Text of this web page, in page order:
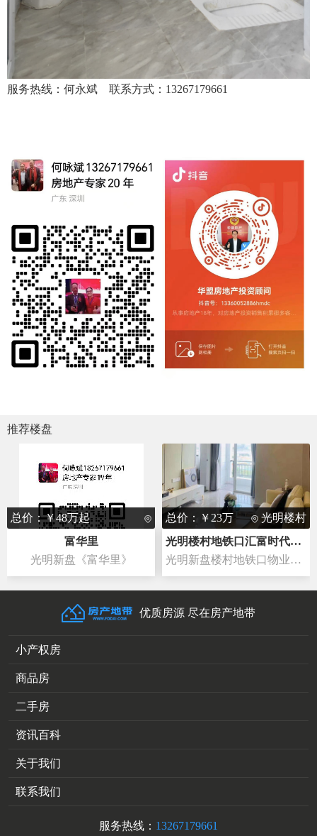
服务热线：何永斌 联系方式：13267179661
推荐楼盘
总价：￥48万起
富华里
光明新盘《富华里》
总价：￥23万
光明楼村
光明楼村地铁口汇富时代总价23万/套起分期三至五年
光明新盘楼村地铁口物业汇富时代正式开盘特价优惠真情大回馈豪装新品—全城盛启豪装品质光明唯一贵族单间23万 套起一房一厅32万 套起臻品两
优质房源 尽在房产地带
小产权房
商品房
二手房
资讯百科
关于我们
联系我们
服务热线： 13267179661